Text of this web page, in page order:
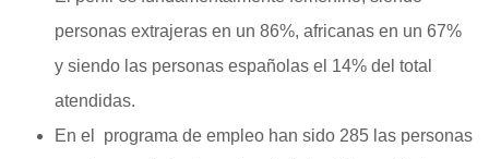
personas extrajeras en un 86%, africanas en un 67%
y siendo las personas españolas el 14% del total
atendidas.
En el programa de empleo han sido 285 las personas